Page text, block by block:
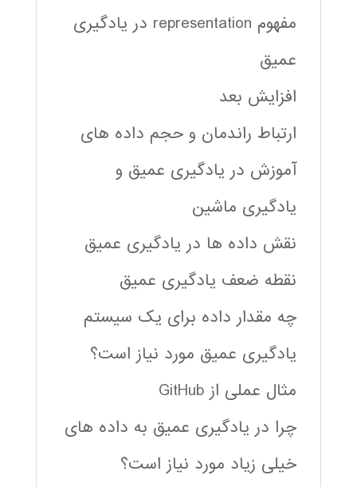
مفهوم representation در یادگیری
عمیق
افزایش بعد
ارتباط راندمان و حجم داده های
آموزش در یادگیری عمیق و
یادگیری ماشین
نقش داده ها در یادگیری عمیق
نقطه ضعف یادگیری عمیق
چه مقدار داده برای یک سیستم
یادگیری عمیق مورد نیاز است؟
مثال عملی از GitHub
چرا در یادگیری عمیق به داده های
خیلی زیاد مورد نیاز است؟